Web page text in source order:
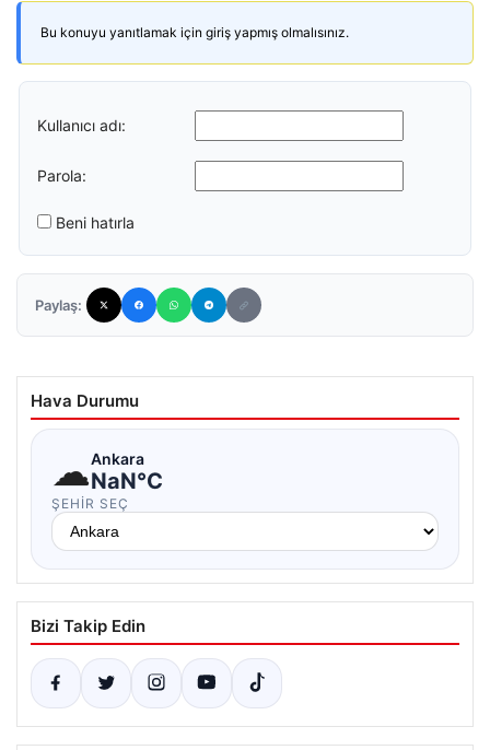
Bu konuyu yanıtlamak için giriş yapmış olmalısınız.
Kullanıcı adı:
Parola:
Beni hatırla
Paylaş:
Hava Durumu
☁Ankara
NaN°C
ŞEHIR SEÇ
Bizi Takip Edin